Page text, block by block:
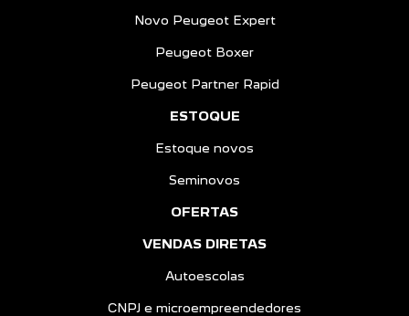
Novo Peugeot Expert
Peugeot Boxer
Peugeot Partner Rapid
ESTOQUE
Estoque novos
Seminovos
OFERTAS
VENDAS DIRETAS
Autoescolas
CNPJ e microempreendedores